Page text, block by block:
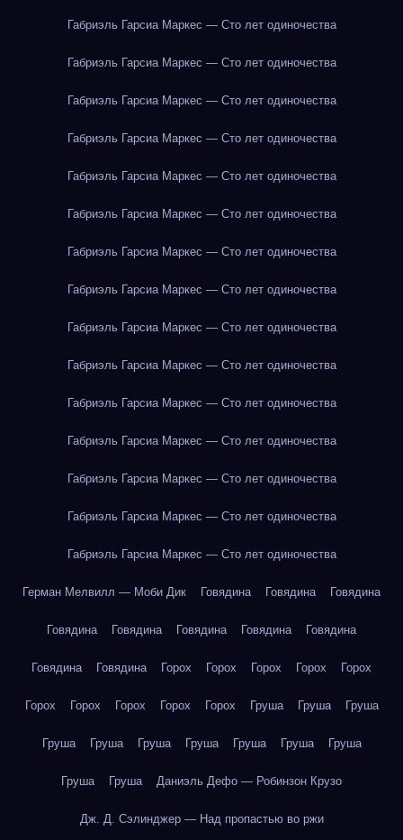
Габриэль Гарсиа Маркес — Сто лет одиночества
Габриэль Гарсиа Маркес — Сто лет одиночества
Габриэль Гарсиа Маркес — Сто лет одиночества
Габриэль Гарсиа Маркес — Сто лет одиночества
Габриэль Гарсиа Маркес — Сто лет одиночества
Габриэль Гарсиа Маркес — Сто лет одиночества
Габриэль Гарсиа Маркес — Сто лет одиночества
Габриэль Гарсиа Маркес — Сто лет одиночества
Габриэль Гарсиа Маркес — Сто лет одиночества
Габриэль Гарсиа Маркес — Сто лет одиночества
Габриэль Гарсиа Маркес — Сто лет одиночества
Габриэль Гарсиа Маркес — Сто лет одиночества
Габриэль Гарсиа Маркес — Сто лет одиночества
Габриэль Гарсиа Маркес — Сто лет одиночества
Габриэль Гарсиа Маркес — Сто лет одиночества
Герман Мелвилл — Моби Дик Говядина Говядина Говядина
Говядина Говядина Говядина Говядина Говядина
Говядина Говядина Горох Горох Горох Горох Горох
Горох Горох Горох Горох Горох Груша Груша Груша
Груша Груша Груша Груша Груша Груша Груша
Груша Груша Даниэль Дефо — Робинзон Крузо
Дж. Д. Сэлинджер — Над пропастью во ржи